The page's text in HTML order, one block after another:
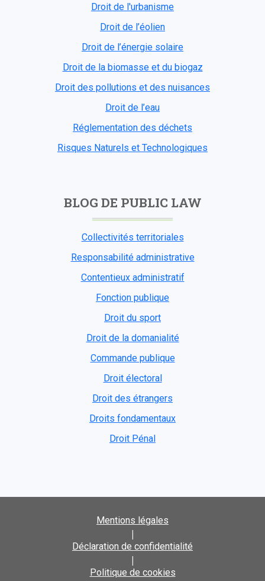
Droit de l'urbanisme
Droit de l’éolien
Droit de l’énergie solaire
Droit de la biomasse et du biogaz
Droit des pollutions et des nuisances
Droit de l’eau
Réglementation des déchets
Risques Naturels et Technologiques
BLOG DE PUBLIC LAW
Collectivités territoriales
Responsabilité administrative
Contentieux administratif
Fonction publique
Droit du sport
Droit de la domanialité
Commande publique
Droit électoral
Droit des étrangers
Droits fondamentaux
Droit Pénal
Mentions légales
|
Déclaration de confidentialité
|
Politique de cookies